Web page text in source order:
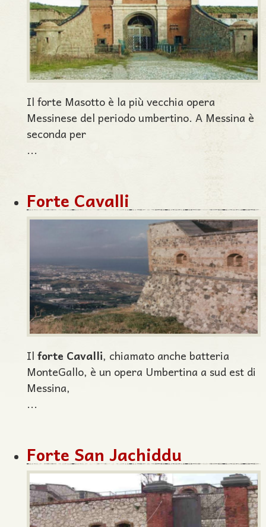
Il forte Masotto è la più vecchia opera
Messinese del periodo umbertino. A Messina è
seconda per
...
Forte Cavalli
Il forte Cavalli, chiamato anche batteria
MonteGallo, è un opera Umbertina a sud est di
Messina,
...
Forte San Jachiddu